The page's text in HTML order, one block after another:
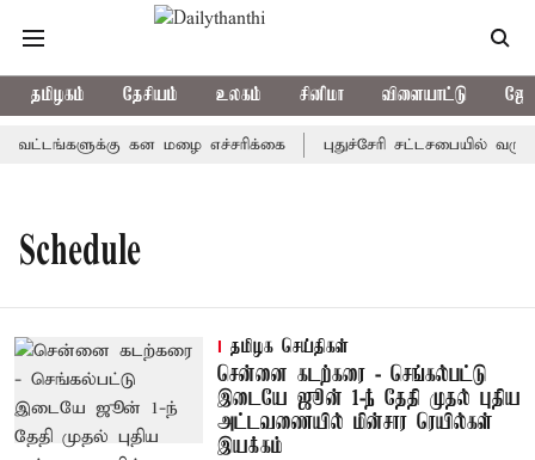
தமிழகம் தேசியம் உலகம் சினிமா விளையாட்டு
கன மழை எச்சரிக்கை புதுச்சேரி சட்டசபையில்
Schedule
தமிழக செய்திகள்
சென்னை கடற்கரை - செங்கல்பட்டு
இடையே ஜூன் 1-ந் தேதி முதல் புதிய
அட்டவணையில் மின்சார ரெயில்கள்
இயக்கம்